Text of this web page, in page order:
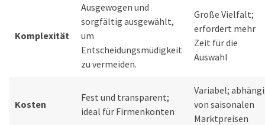
Komplexität
Ausgewogen und
sorgfältig ausgewählt,
um
Entscheidungsmüdigkeit
zu vermeiden.
Große Vielfalt;
erfordert mehr
Zeit für die
Auswahl
Kosten
Fest und transparent;
ideal für Firmenkonten
Variabel;
von saisonalen
Marktpreisen